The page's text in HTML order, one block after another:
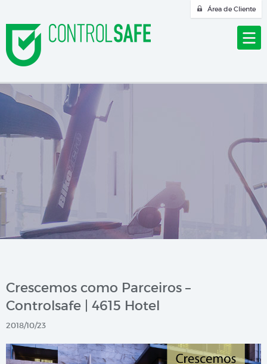
Área de Cliente
Crescemos como Parceiros –
Controlsafe | 4615 Hotel
2018/10/23